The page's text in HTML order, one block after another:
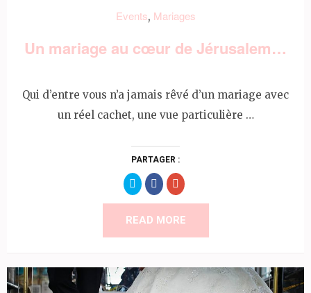
Events, Mariages
Un mariage au cœur de Jérusalem…
Qui d’entre vous n’a jamais rêvé d’un mariage avec
un réel cachet, une vue particulière …
PARTAGER :
Partager
sur
Twitter(ouvre
dans
une
nouvelle
Partager
sur
Facebook(ouvre
dans
une
nouvelle
Cliquez
pour
sur
Google+
(ouvre
une
READ MORE